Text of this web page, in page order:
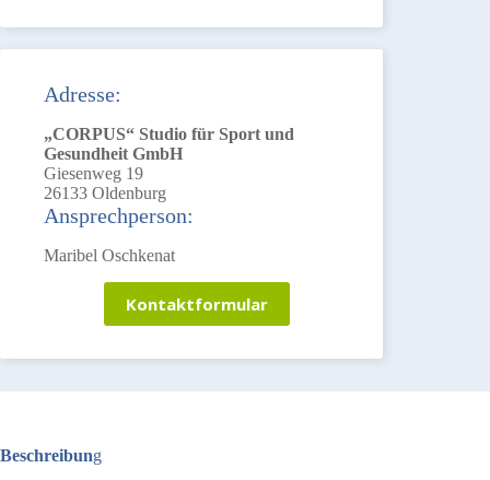
Beschreibung
Adresse:
„CORPUS“ Studio für Sport und
Gesundheit GmbH
Giesenweg 19
26133 Oldenburg
Ansprechperson:
Maribel Oschkenat
Kontaktformular